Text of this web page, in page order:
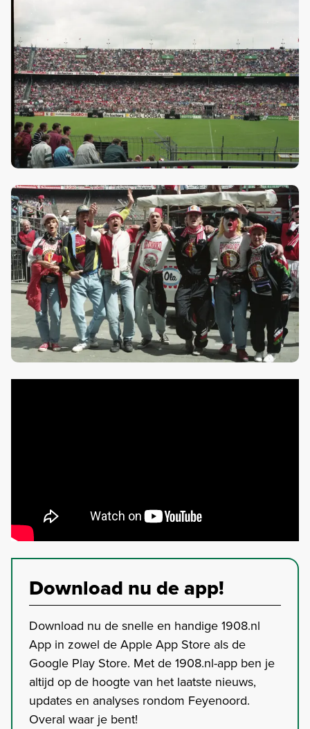
Download nu de app!
Download nu de snelle en handige 1908.nl
App in zowel de Apple App Store als de
Google Play Store. Met de 1908.nl-app ben je
altijd op de hoogte van het laatste nieuws,
updates en analyses rondom Feyenoord.
Overal waar je bent!